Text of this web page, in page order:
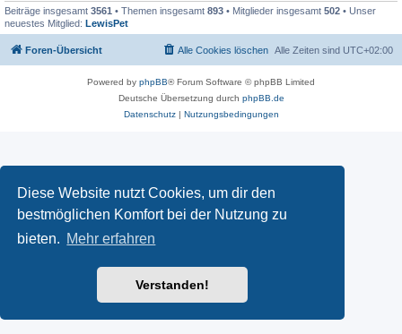
Diese Website nutzt Cookies, um dir den
bestmöglichen Komfort bei der Nutzung zu
bieten. Mehr erfahren
Verstanden!
Beiträge insgesamt 3561 • Themen insgesamt 893 • Mitglieder insgesamt 502 • Unser
neuestes Mitglied: LewisPet
Foren-Übersicht Alle Zeiten sind UTC+02:00
Alle Cookies löschen
Powered by phpBB® Forum Software © phpBB Limited
Deutsche Übersetzung durch phpBB.de
Datenschutz| Nutzungsbedingungen